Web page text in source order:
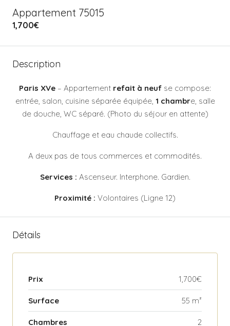
Appartement 75015
1,700€
Description
Paris XVe – Appartement refait à neuf se compose:
entrée, salon, cuisine séparée équipée, 1 chambre, salle
de douche, WC séparé. (Photo du séjour en attente)
Chauffage et eau chaude collectifs.
A deux pas de tous commerces et commodités.
Services : Ascenseur. Interphone. Gardien.
Proximité : Volontaires (Ligne 12)
Détails
Prix 1,700€
Surface 55 m²
Chambres 2